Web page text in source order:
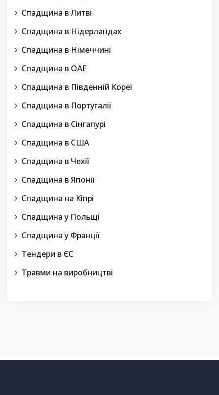
Спадщина в Литві
Спадщина в Нідерландах
Спадщина в Німеччині
Спадщина в ОАЕ
Спадщина в Південній Кореї
Спадщина в Португалії
Спадщина в Сінгапурі
Спадщина в США
Спадщина в Чехії
Спадщина в Японії
Спадщина на Кіпрі
Спадщина у Польщі
Спадщина у Франції
Тендери в ЄС
Травми на виробництві